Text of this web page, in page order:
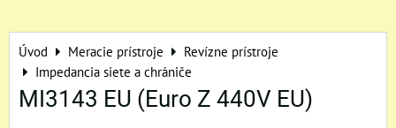
Úvod Meracie prístroje
Revízne prístroje
Impedancia siete a chrániče
MI3143 EU (Euro Z 440V EU)